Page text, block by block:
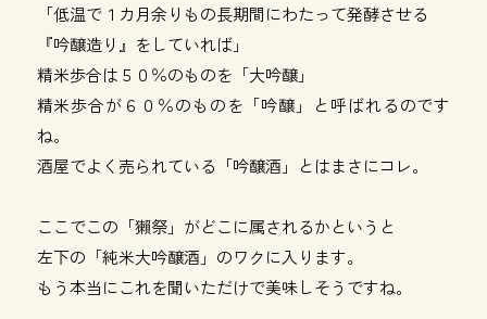
「低温で１カ月余りもの長期間にわたって発酵させる
『吟醸造り』をしていれば」
精米歩合は５０％のものを「大吟醸」
精米歩合が６０％のものを「吟醸」と呼ばれるのです
ね。
酒屋でよく売られている「吟醸酒」とはまさにコレ。
ここでこの「獺祭」がどこに属されるかというと
左下の「純米大吟醸酒」のワクに入ります。
もう本当にこれを聞いただけで美味しそうですね。